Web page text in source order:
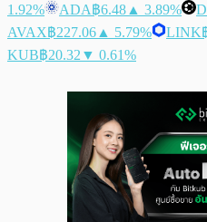
1.92%
ADA฿6.48 ▲ 3.89%
AVAX฿227.06 ▲ 5.79% LINK
KUB฿20.32 ▼ 0.61%